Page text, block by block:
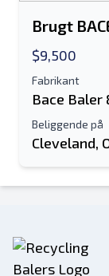
Brugt
$9,500
Fabrikant
Bace Baler
Beliggende på
Cleveland,